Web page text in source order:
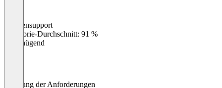
Kundensupport
Kategorie-Durchschnitt: 91 %
Ungenügend
Erfüllung der Anforderungen